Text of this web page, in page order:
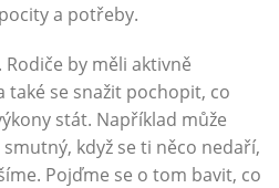
a potřeby.
Rodiče by měli aktivně
také se snažit pochopit, co
stát. Například může
když se ti něco nedaří,
Pojďme se o tom bavit, co